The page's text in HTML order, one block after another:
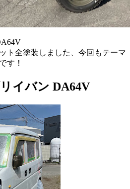
ト全塗装しました、今回もテーマ
す！
イバン DA64V